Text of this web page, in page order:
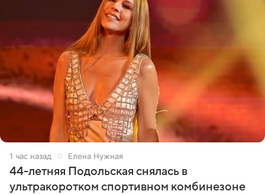
1 час назад Елена Нужная
44-летняя Подольская снялась в
ультракоротком спортивном комбинезоне